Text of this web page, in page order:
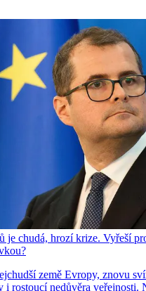
je chudá, hrozí krize. Vyřeší
země Evropy, znovu
i rostoucí nedůvěra veřejnosti.